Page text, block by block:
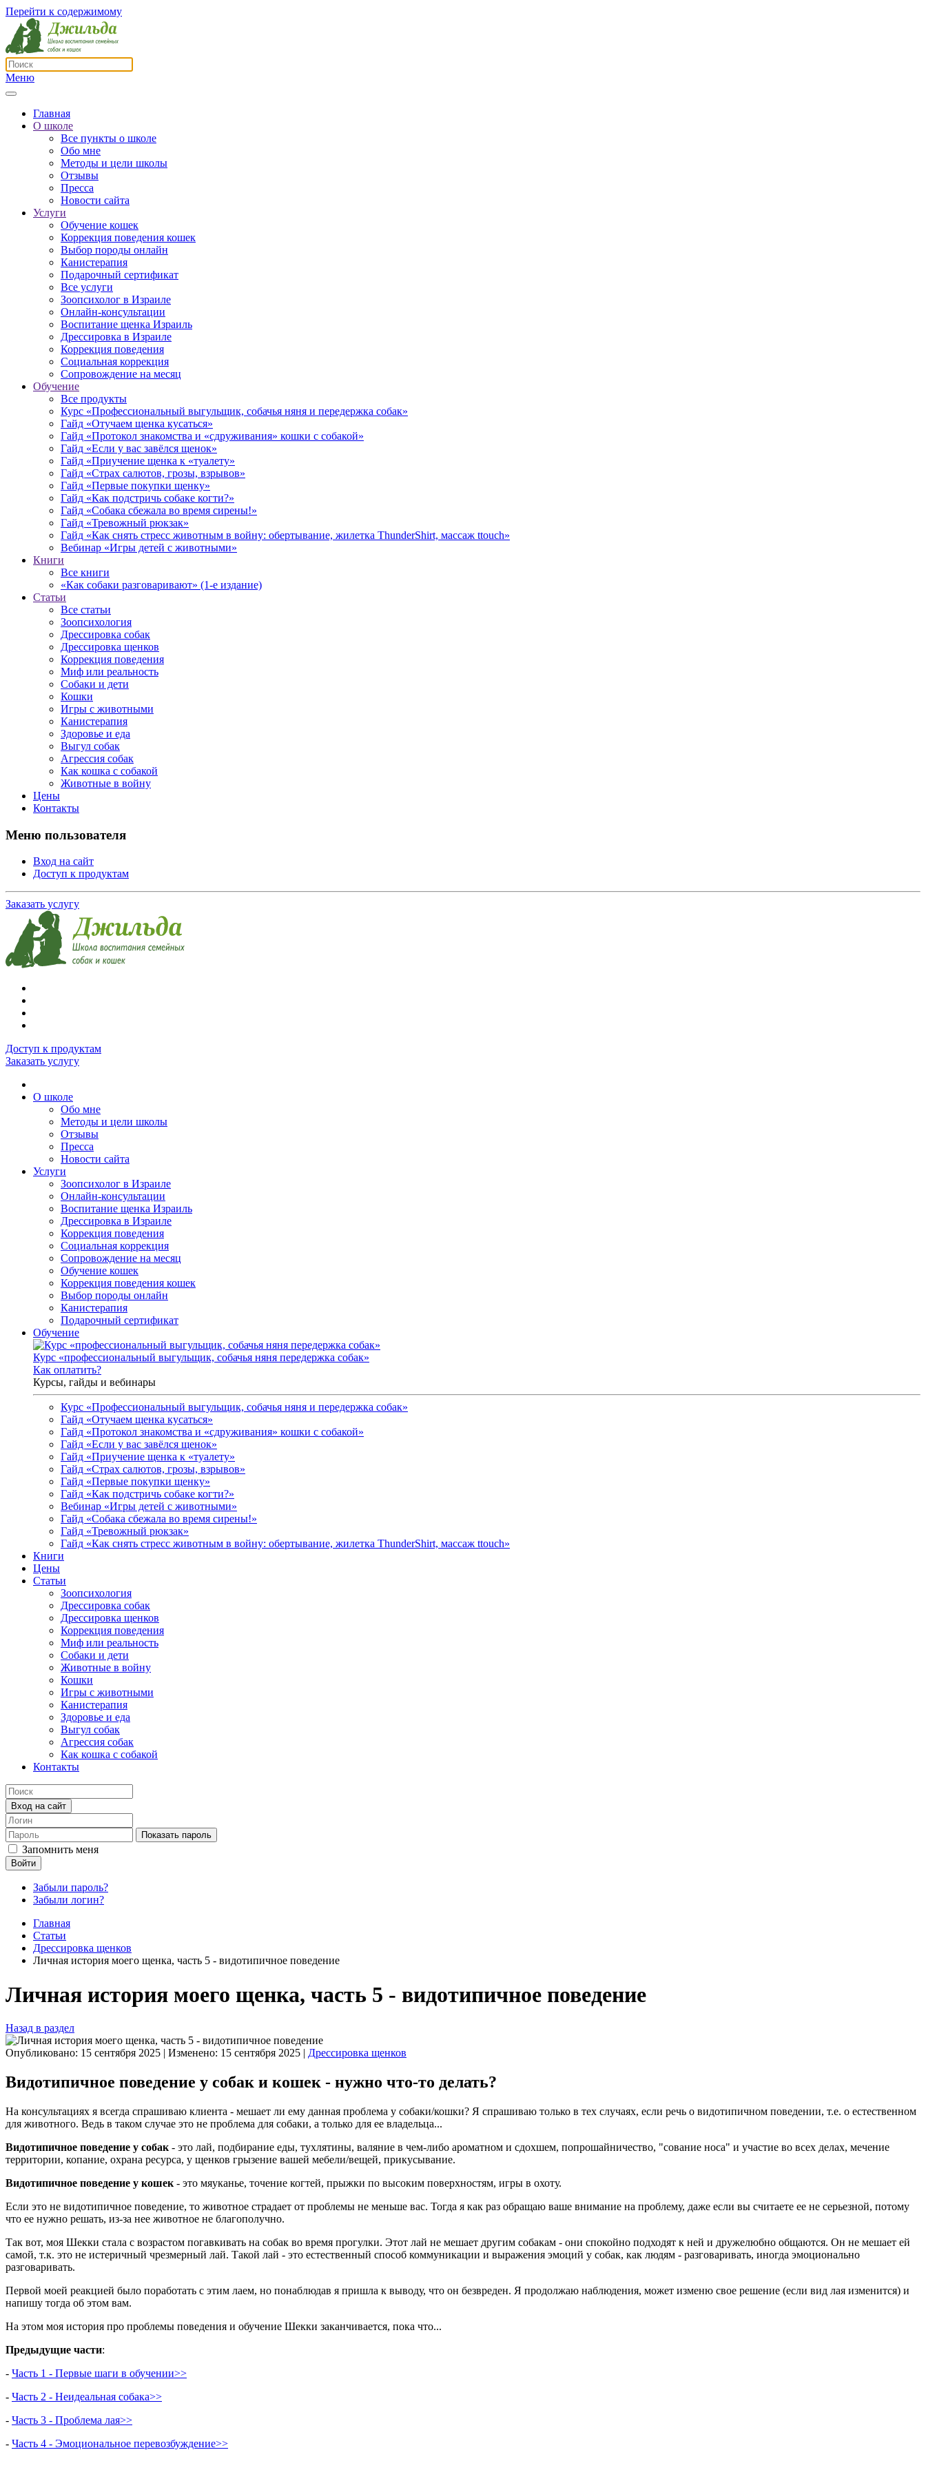
Перейти к содержимому
Меню
Главная
О школе
Все пункты о школе
Обо мне
Методы и цели школы
Отзывы
Пресса
Новости сайта
Услуги
Обучение кошек
Коррекция поведения кошек
Выбор породы онлайн
Канистерапия
Подарочный сертификат
Все услуги
Зоопсихолог в Израиле
Онлайн-консультации
Воспитание щенка Израиль
Дрессировка в Израиле
Коррекция поведения
Социальная коррекция
Сопровождение на месяц
Обучение
Все продукты
Курс «Профессиональный выгульщик, собачья няня и передержка собак»
Гайд «Отучаем щенка кусаться»
Гайд «Протокол знакомства и «сдруживания» кошки с собакой»
Гайд «Если у вас завёлся щенок»
Гайд «Приучение щенка к «туалету»
Гайд «Страх салютов, грозы, взрывов»
Гайд «Первые покупки щенку»
Гайд «Как подстричь собаке когти?»
Гайд «Собака сбежала во время сирены!»
Гайд «Тревожный рюкзак»
Гайд «Как снять стресс животным в войну: обертывание, жилетка ThunderShirt, массаж ttouch»
Вебинар «Игры детей с животными»
Книги
Все книги
«Как собаки разговаривают» (1-е издание)
Статьи
Все статьи
Зоопсихология
Дрессировка собак
Дрессировка щенков
Коррекция поведения
Миф или реальность
Собаки и дети
Кошки
Игры с животными
Канистерапия
Здоровье и еда
Выгул собак
Агрессия собак
Как кошка с собакой
Животные в войну
Цены
Контакты
Меню пользователя
Вход на сайт
Доступ к продуктам
Заказать услугу
Доступ к продуктам
Заказать услугу
О школе
Обо мне
Методы и цели школы
Отзывы
Пресса
Новости сайта
Услуги
Зоопсихолог в Израиле
Онлайн-консультации
Воспитание щенка Израиль
Дрессировка в Израиле
Коррекция поведения
Социальная коррекция
Сопровождение на месяц
Обучение кошек
Коррекция поведения кошек
Выбор породы онлайн
Канистерапия
Подарочный сертификат
Обучение
Курс «профессиональный выгульщик, собачья няня передержка собак»
Как оплатить?
Курсы, гайды и вебинары
Курс «Профессиональный выгульщик, собачья няня и передержка собак»
Гайд «Отучаем щенка кусаться»
Гайд «Протокол знакомства и «сдруживания» кошки с собакой»
Гайд «Если у вас завёлся щенок»
Гайд «Приучение щенка к «туалету»
Гайд «Страх салютов, грозы, взрывов»
Гайд «Первые покупки щенку»
Гайд «Как подстричь собаке когти?»
Вебинар «Игры детей с животными»
Гайд «Собака сбежала во время сирены!»
Гайд «Тревожный рюкзак»
Гайд «Как снять стресс животным в войну: обертывание, жилетка ThunderShirt, массаж ttouch»
Книги
Цены
Статьи
Зоопсихология
Дрессировка собак
Дрессировка щенков
Коррекция поведения
Миф или реальность
Собаки и дети
Животные в войну
Кошки
Игры с животными
Канистерапия
Здоровье и еда
Выгул собак
Агрессия собак
Как кошка с собакой
Контакты
Вход на сайт
Показать пароль
Запомнить меня
Войти
Забыли пароль?
Забыли логин?
Главная
Статьи
Дрессировка щенков
Личная история моего щенка, часть 5 - видотипичное поведение
Личная история моего щенка, часть 5 - видотипичное поведение
Назад в раздел
Опубликовано: 15 сентября 2025 | Изменено: 15 сентября 2025 | Дрессировка щенков
Видотипичное поведение у собак и кошек - нужно что-то делать?
На консультациях я всегда спрашиваю клиента - мешает ли ему данная проблема у собаки/кошки? Я спрашиваю только в тех случаях, если речь о видотипичном поведении, т.е. о естественном
для животного. Ведь в таком случае это не проблема для собаки, а только для ее владельца...
Видотипичное поведение у собак - это лай, подбирание еды, тухлятины, валяние в чем-либо ароматном и сдохшем, попрошайничество, "сование носа" и участие во всех делах, мечение
территории, копание, охрана ресурса, у щенков грызение вашей мебели/вещей, прикусывание.
Видотипичное поведение у кошек - это мяуканье, точение когтей, прыжки по высоким поверхностям, игры в охоту.
Если это не видотипичное поведение, то животное страдает от проблемы не меньше вас. Тогда я как раз обращаю ваше внимание на проблему, даже если вы считаете ее не серьезной, потому
что ее нужно решать, из-за нее животное не благополучно.
Так вот, моя Шекки стала с возрастом погавкивать на собак во время прогулки. Этот лай не мешает другим собакам - они спокойно подходят к ней и дружелюбно общаются. Он не мешает ей
самой, т.к. это не истеричный чрезмерный лай. Такой лай - это естественный способ коммуникации и выражения эмоций у собак, как людям - разговаривать, иногда эмоционально
разговаривать.
Первой моей реакцией было поработать с этим лаем, но понаблюдав я пришла к выводу, что он безвреден. Я продолжаю наблюдения, может изменю свое решение (если вид лая изменится) и
напишу тогда об этом вам.
На этом моя история про проблемы поведения и обучение Шекки заканчивается, пока что...
Предыдущие части:
- Часть 1 - Первые шаги в обучении>>
- Часть 2 - Неидеальная собака>>
- Часть 3 - Проблема лая>>
- Часть 4 - Эмоциональное перевозбуждение>>